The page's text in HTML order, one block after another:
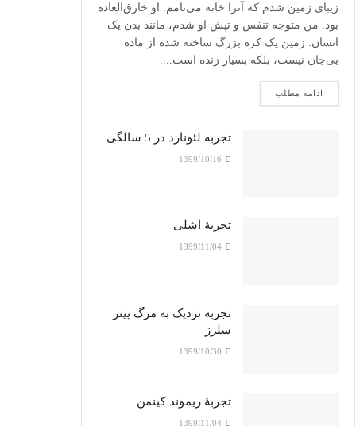
زیبای زمین شدم که آنرا خانه می‌نامم. او خارق‌العاده
بود. من متوجه تنفس و تپش او شدم، مانند بدن یک
انسان. زمین یک کره بزرگ ساخته شده از ماده
بی‌جان نیست، بلکه بسیار زنده است....
ادامه مطلب
تجربه لئونارد در 5 سالگی
تجربۀ اشلی
تجربه نزدیک به مرگ پیتر
سلرز
تجربۀ ریموند کینمن